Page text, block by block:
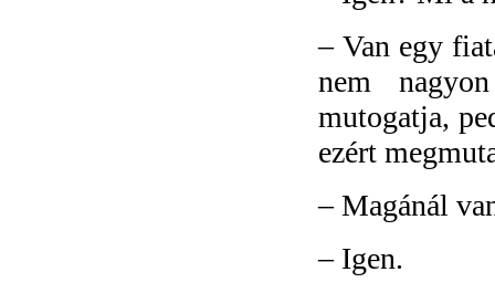
– Van egy
nem
mutogatja,
ezért
–Magánál
– Igen.